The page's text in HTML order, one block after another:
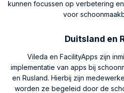
kunnen focussen op verbetering
voor
Duitsland en
Vileda en FacilityApps zijn
implementatie van apps bij
en Rusland. Hierbij zijn
worden ze begeleid door de